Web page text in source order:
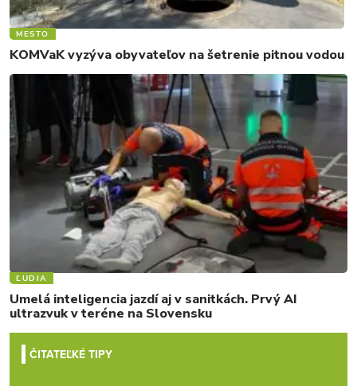
MESTO
KOMVaK vyzýva obyvateľov na šetrenie pitnou vodou
ĽUDIA
Umelá inteligencia jazdí aj v sanitkách. Prvý AI
ultrazvuk v teréne na Slovensku
ČITATEĽKÉ TIPY